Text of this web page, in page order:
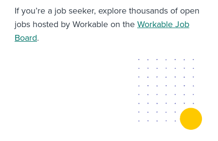
If you’re a job seeker, explore thousands of open
jobs hosted by Workable on the Workable Job
Board.